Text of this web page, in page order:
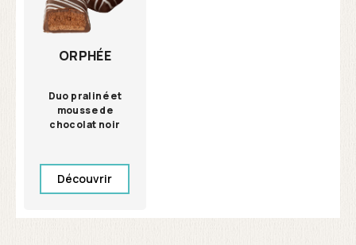
ORPHÉE
Duo praliné et
mousse de
chocolat noir
Découvrir